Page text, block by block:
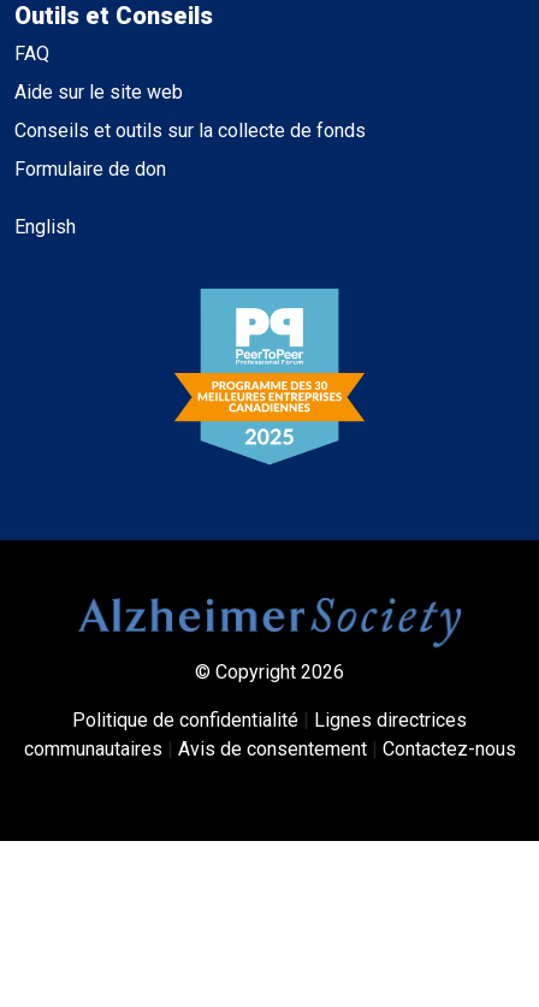
Outils et Conseils
FAQ
Aide sur le site web
Conseils et outils sur la collecte de fonds
Formulaire de don
English
© Copyright 2026
Politique de confidentialité
Lignes directrices
communautaires
Avis de consentement| Contactez-nous